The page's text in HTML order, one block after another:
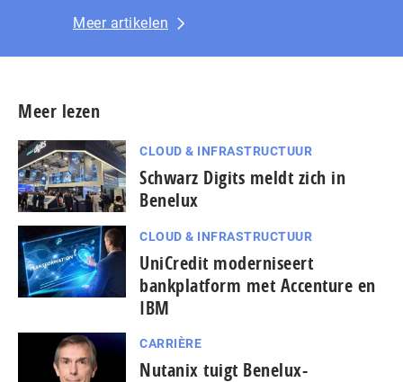
Meer artikelen
Meer lezen
CLOUD & INFRASTRUCTUUR
Schwarz Digits meldt zich in
Benelux
CLOUD & INFRASTRUCTUUR
UniCredit moderniseert
bankplatform met Accenture en
IBM
CARRIÈRE
Nutanix tuigt Benelux-